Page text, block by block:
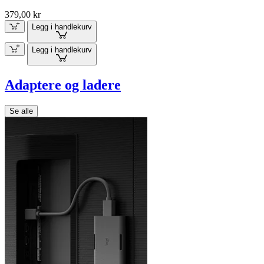
379,00 kr
Legg i handlekurv
Legg i handlekurv
Adaptere og ladere
Se alle